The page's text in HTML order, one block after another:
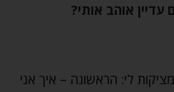
אוהב אותי?
לי: הראשונה – איך אני